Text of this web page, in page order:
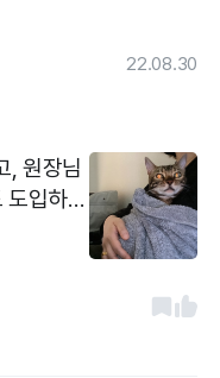
22.08.30
, 원장님
입하시
또 아이
있다고